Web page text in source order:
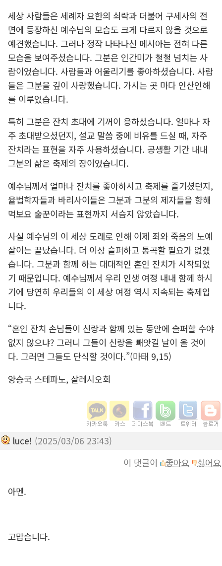
세상 사람들은 세례자 요한의 쇠락과 더불어 구세사의 전
면에 등장하신 예수님의 모습도 크게 다르지 않을 것으로
예견했습니다. 그러나 정작 나타나신 메시아는 전혀 다른
모습을 보여주셨습니다. 그분은 인간미가 철철 넘치는 사
람이었습니다. 사람들과 어울리기를 좋아하셨습니다. 사람
들은 그분을 깊이 사랑했습니다. 가시는 곳 마다 인산인해
를 이루었습니다.
특히 그분은 잔치 초대에 기꺼이 응하셨습니다. 얼마나 자
주 초대받으셨던지, 설교 말씀 중에 비유를 드실 때, 자주
잔치라는 표현을 자주 사용하셨습니다. 공생활 기간 내내
그분의 삶은 축제의 장이었습니다.
예수님께서 얼마나 잔치를 좋아하시고 축제를 즐기셨던지,
율법학자들과 바리사이들은 그분과 그분의 제자들을 향해
먹보요 술꾼이라는 표현까지 서슴지 않았습니다.
사실 예수님의 이 세상 도래로 인해 이제 죄와 죽음의 노예
살이는 끝났습니다. 더 이상 슬퍼하고 통곡할 필요가 없겠
습니다. 그분과 함께 하는 대대적인 혼인 잔치가 시작되었
기 때문입니다. 예수님께서 우리 인생 여정 내내 함께 하시
기에 당연히 우리들의 이 세상 여정 역시 지속되는 축제입
니다.
“혼인 잔치 손님들이 신랑과 함께 있는 동안에 슬퍼할 수야
없지 않으냐? 그러니 그들이 신랑을 빼앗길 날이 올 것이
다. 그러면 그들도 단식할 것이다.”(마태 9,15)
양승국 스테파노, 살레시오회
luce! (2025/03/06 23:43)
이 댓글이
좋아요 싫어요
아멘.
고맙습니다.